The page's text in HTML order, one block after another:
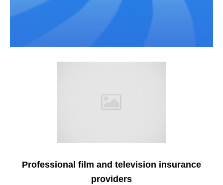
Professional film and television insurance
providers